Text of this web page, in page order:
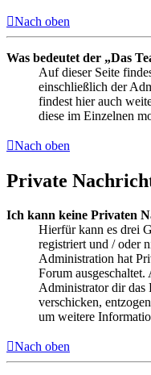
Nach oben
Was bedeutet der „Das
Auf dieser Seite
einschließlich der
findest hier auch
diese im Einzelnen
Nach oben
Private
Ich kann keine Privaten
Hierfür kann es drei
registriert und / oder
Administration hat
Forum ausgeschaltet.
Administrator dir das
verschicken,
um weitere
Nach oben